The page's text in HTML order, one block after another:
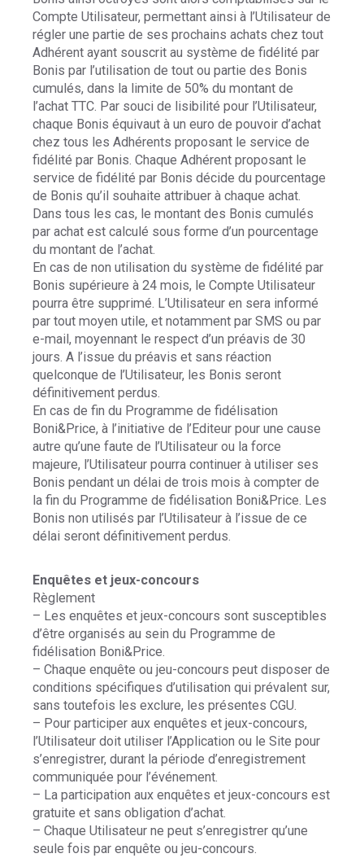
Compte Utilisateur, permettant ainsi à l’Utilisateur de
régler une partie de ses prochains achats chez tout
Adhérent ayant souscrit au système de fidélité par
Bonis par l’utilisation de tout ou partie des Bonis
cumulés, dans la limite de 50% du montant de
l’achat TTC. Par souci de lisibilité pour l’Utilisateur,
chaque Bonis équivaut à un euro de pouvoir d’achat
chez tous les Adhérents proposant le service de
fidélité par Bonis. Chaque Adhérent proposant le
service de fidélité par Bonis décide du pourcentage
de Bonis qu’il souhaite attribuer à chaque achat.
Dans tous les cas, le montant des Bonis cumulés
par achat est calculé sous forme d’un pourcentage
du montant de l’achat.
En cas de non utilisation du système de fidélité par
Bonis supérieure à 24 mois, le Compte Utilisateur
pourra être supprimé. L’Utilisateur en sera informé
par tout moyen utile, et notamment par SMS ou par
e-mail, moyennant le respect d’un préavis de 30
jours. A l’issue du préavis et sans réaction
quelconque de l’Utilisateur, les Bonis seront
définitivement perdus.
En cas de fin du Programme de fidélisation
Boni&Price, à l’initiative de l’Editeur pour une cause
autre qu’une faute de l’Utilisateur ou la force
majeure, l’Utilisateur pourra continuer à utiliser ses
Bonis pendant un délai de trois mois à compter de
la fin du Programme de fidélisation Boni&Price. Les
Bonis non utilisés par l’Utilisateur à l’issue de ce
délai seront définitivement perdus.
Enquêtes et jeux-concours
Règlement
– Les enquêtes et jeux-concours sont susceptibles
d’être organisés au sein du Programme de
fidélisation Boni&Price.
– Chaque enquête ou jeu-concours peut disposer de
conditions spécifiques d’utilisation qui prévalent sur,
sans toutefois les exclure, les présentes CGU.
– Pour participer aux enquêtes et jeux-concours,
l’Utilisateur doit utiliser l’Application ou le Site pour
s’enregistrer, durant la période d’enregistrement
communiquée pour l’événement.
– La participation aux enquêtes et jeux-concours est
gratuite et sans obligation d’achat.
– Chaque Utilisateur ne peut s’enregistrer qu’une
seule fois par enquête ou jeu-concours.